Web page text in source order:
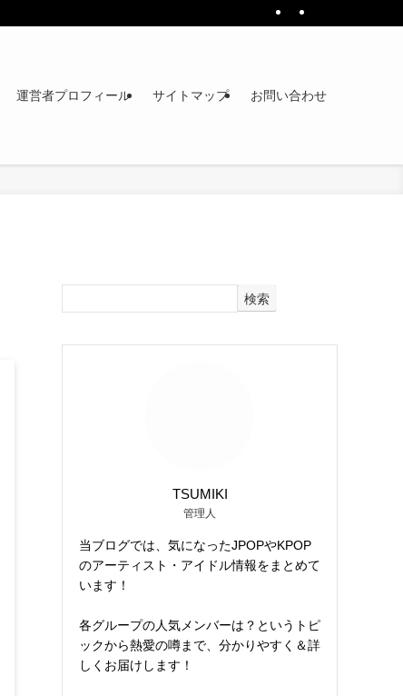
運営者プロフィール サイトマップ お問い合わせ
検索
TSUMIKI
管理人
当ブログでは、気になったJPOPやKPOP
のアーティスト・アイドル情報をまとめて
います！
各グループの人気メンバーは？というトピ
ックから熱愛の噂まで、分かりやすく＆詳
しくお届けします！